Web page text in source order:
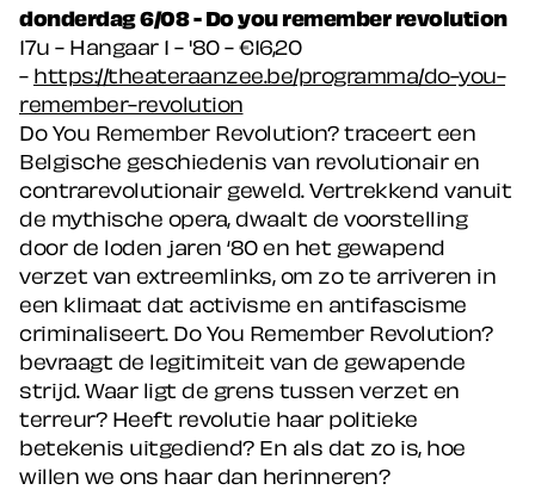
donderdag 6/08 - Do you remember revolution
17u - Hangaar 1 - '80 - €16,20
- https://theateraanzee.be/programma/do-you-
remember-revolution
Do You Remember Revolution? traceert een
Belgische geschiedenis van revolutionair en
contrarevolutionair geweld. Vertrekkend vanuit
de mythische opera, dwaalt de voorstelling
door de loden jaren ‘80 en het gewapend
verzet van extreemlinks, om zo te arriveren in
een klimaat dat activisme en antifascisme
criminaliseert. Do You Remember Revolution?
bevraagt de legitimiteit van de gewapende
strijd. Waar ligt de grens tussen verzet en
terreur? Heeft revolutie haar politieke
betekenis uitgediend? En als dat zo is, hoe
willen we ons haar dan herinneren?